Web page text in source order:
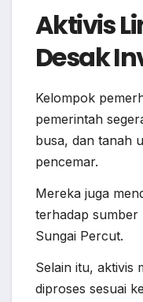
Aktivis
Desak
Kelompok
pemerintah
busa, dan tanah
pencemar.
Mereka juga
terhadap sumber
Sungai Percut.
Selain itu, aktivis
diproses sesuai